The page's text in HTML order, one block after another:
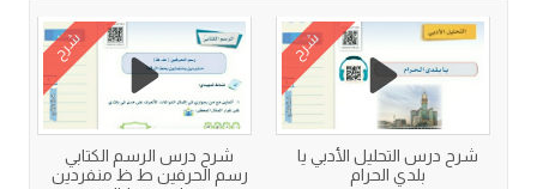
شرح
شرح درس التحليل الأدبي يا
بلدي الحرام
شرح
شرح درس الرسم الكتابي
رسم الحرفين ط ظ منفردين